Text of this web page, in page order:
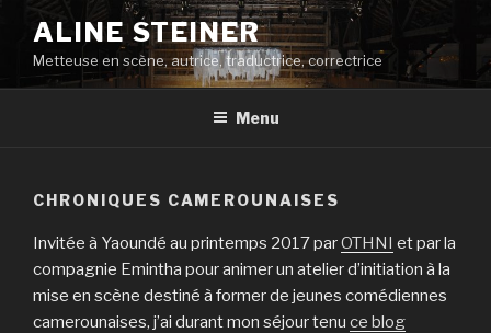
contenu
principal
ALINE STEINER
Metteuse en scène, autrice, traductrice, correctrice
Menu
CHRONIQUES CAMEROUNAISES
Invitée à Yaoundé au printemps 2017 parOTHNI et par la
compagnie Emintha pour animer un atelier d’initiation à la
mise en scène destiné à former de jeunes comédiennes
camerounaises, j’ai durant mon séjour tenu ce blog